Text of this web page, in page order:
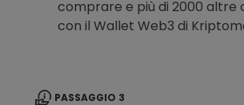
comprare e più di 2000 altre
con il Wallet Web3 di
PASSAGGIO 3